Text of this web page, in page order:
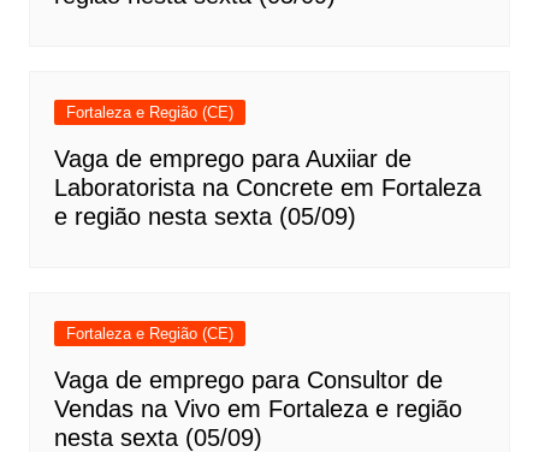
Fortaleza e Região (CE)
Vaga de emprego para Auxiiar de
Laboratorista na Concrete em Fortaleza
e região nesta sexta (05/09)
Fortaleza e Região (CE)
Vaga de emprego para Consultor de
Vendas na Vivo em Fortaleza e região
nesta sexta (05/09)